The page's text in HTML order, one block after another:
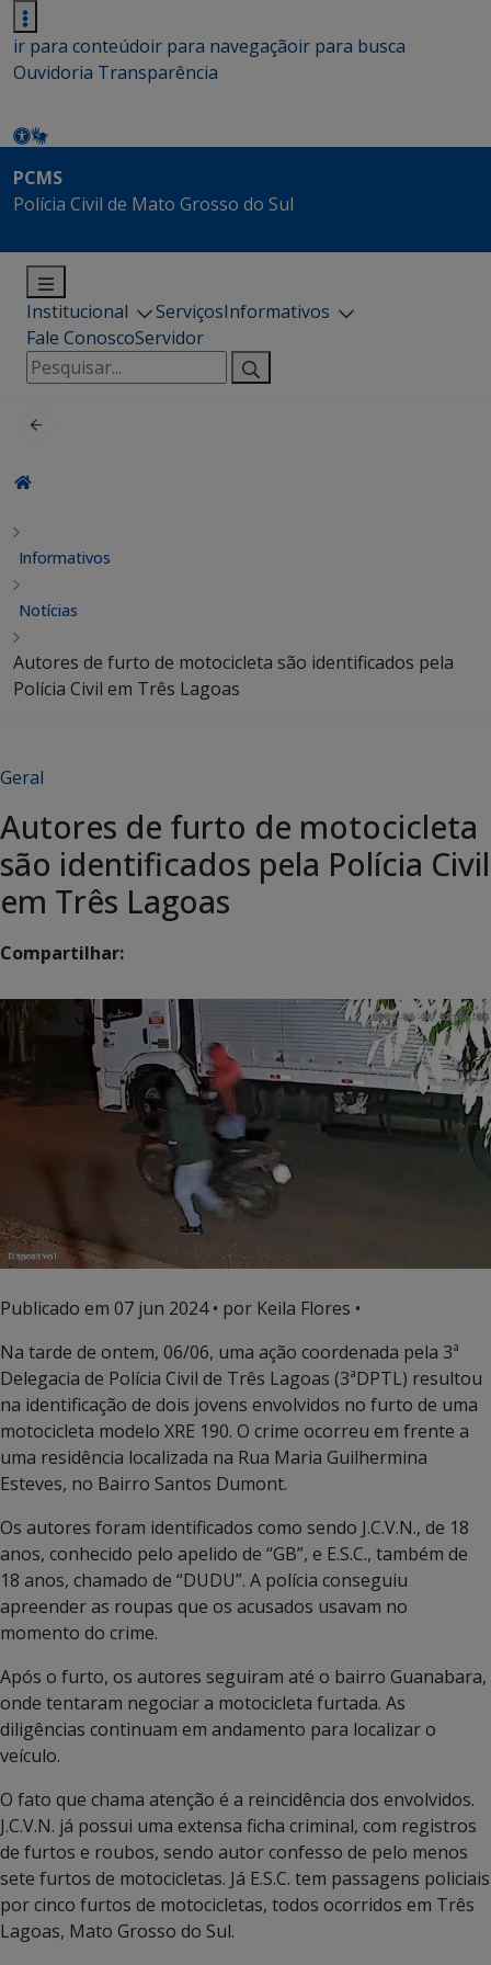
ir para conteúdoir para navegaçãoir para busca
Ouvidoria Transparência
PCMS
Polícia Civil de Mato Grosso do Sul
Institucional ServiçosInformativos
Fale ConoscoServidor
Pesquisar
por:
Informativos
Notícias
Autores de furto de motocicleta são identificados pela
Polícia Civil em Três Lagoas
Geral
Autores de furto de motocicleta
são identificados pela Polícia Civil
em Três Lagoas
Compartilhar:
Publicado em 07 jun 2024• por Keila Flores •
Na tarde de ontem, 06/06, uma ação coordenada pela 3ª
Delegacia de Polícia Civil de Três Lagoas (3ªDPTL) resultou
na identificação de dois jovens envolvidos no furto de uma
motocicleta modelo XRE 190. O crime ocorreu em frente a
uma residência localizada na Rua Maria Guilhermina
Esteves, no Bairro Santos Dumont.
Os autores foram identificados como sendo J.C.V.N., de 18
anos, conhecido pelo apelido de “GB”, e E.S.C., também de
18 anos, chamado de “DUDU”. A polícia conseguiu
apreender as roupas que os acusados usavam no
momento do crime.
Após o furto, os autores seguiram até o bairro Guanabara,
onde tentaram negociar a motocicleta furtada. As
diligências continuam em andamento para localizar o
veículo.
O fato que chama atenção é a reincidência dos envolvidos.
J.C.V.N. já possui uma extensa ficha criminal, com registros
de furtos e roubos, sendo autor confesso de pelo menos
sete furtos de motocicletas. Já E.S.C. tem passagens policiais
por cinco furtos de motocicletas, todos ocorridos em Três
Lagoas, Mato Grosso do Sul.